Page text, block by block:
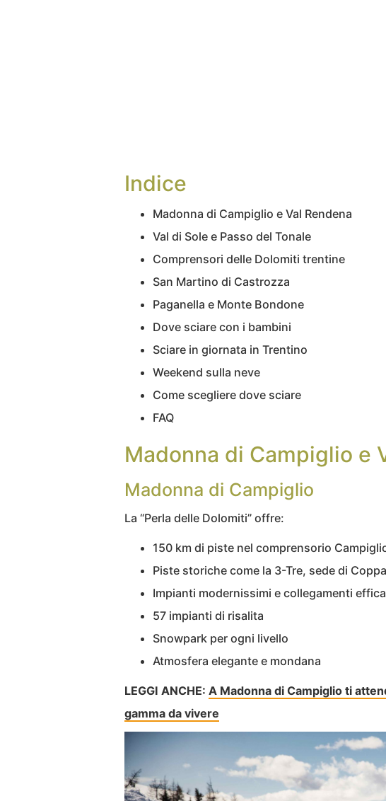
Indice
Madonna di Campiglio e Val Rendena
Val di Sole e Passo del Tonale
Comprensori delle Dolomiti trentine
San Martino di Castrozza
Paganella e Monte Bondone
Dove sciare con i bambini
Sciare in giornata in Trentino
Weekend sulla neve
Come scegliere dove sciare
FAQ
Madonna di Campiglio e
Madonna di Campiglio
La “Perla delle Dolomiti” offre:
150 km di piste nel comprensorio
Piste storiche come la 3-Tre, sede di
Impianti modernissimi e collegamenti
57 impianti di risalita
Snowpark per ogni livello
Atmosfera elegante e mondana
LEGGI ANCHE: A Madonna di Campiglio ti
gamma da vivere